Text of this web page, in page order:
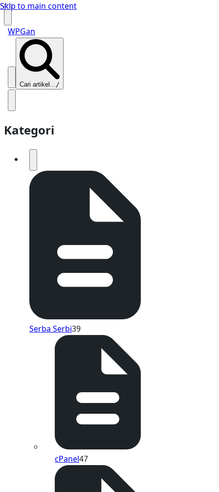
Skip to main content
WPGan
Cari artikel.../
Kategori
Serba Serbi39
cPanel47